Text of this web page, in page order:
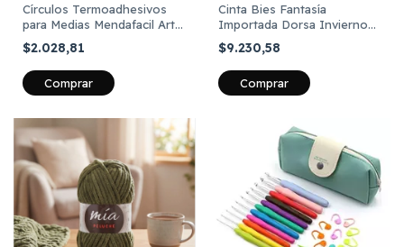
Círculos Termoadhesivos
para Medias Mendafacil Art
806 x 60 unidades
$2.028,81
Comprar
Cinta Bies Fantasía
Importada Dorsa Invierno
2026 de 20mm por 25
Metros
$9.230,58
Comprar